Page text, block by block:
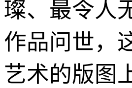
璨、最令人
作品问世，
艺术的版图